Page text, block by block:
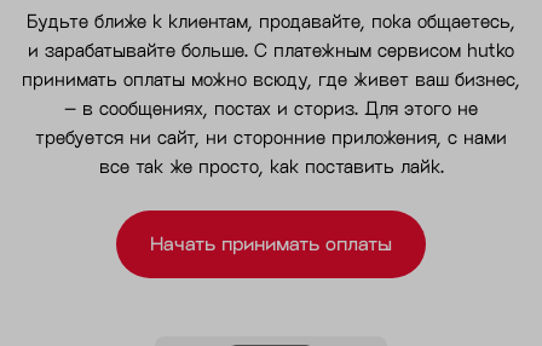
Будьте ближе к клиентам, продавайте, пока общаетесь,
и зарабатывайте больше. С платежным сервисом hutko
принимать оплаты можно всюду, где живет ваш бизнес,
– в сообщениях, постах и сториз. Для этого не
требуется ни сайт, ни сторонние приложения, с нами
все так же просто, как поставить лайк.
Начать принимать оплаты